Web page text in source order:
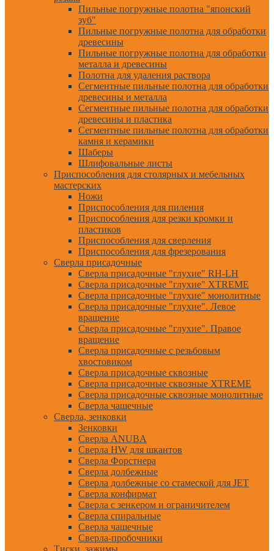
Пильные погружные полотна "японский
зуб"
Пильные погружные полотна для обработки
древесины
Пильные погружные полотна для обработки
металла и древесины
Полотна для удаления раствора
Сегментные пильные полотна для обработки
древесины и металла
Сегментные пильные полотна для обработки
древесины и пластика
Сегментные пильные полотна для обработки
камня и керамики
Шаберы
Шлифовальные листы
Приспособления для столярных и мебельных
мастерских
Ножи
Приспособления для пиления
Приспособления для резки кромки и
пластиков
Приспособления для сверления
Приспособления для фрезерования
Сверла присадочные
Сверла присадочные "глухие" RH-LH
Сверла присадочные "глухие" XTREME
Сверла присадочные "глухие" монолитные
Сверла присадочные "глухие". Левое
вращение
Сверла присадочные "глухие". Правое
вращение
Сверла присадочные с резьбовым
хвостовиком
Сверла присадочные сквозные
Сверла присадочные сквозные XTREME
Сверла присадочные сквозные монолитные
Сверла чашечные
Сверла, зенковки
Зенковки
Сверла ANUBA
Сверла HW для шкантов
Сверла Форстнера
Сверла долбежные
Сверла долбежные со стамеской для JET
Сверла конфирмат
Сверла с зенкером и ограничителем
Сверла спиральные
Сверла чашечные
Сверла-пробочники
Тиски, зажимы